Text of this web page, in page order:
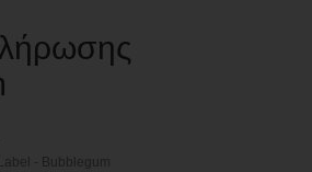
- Bubblegum